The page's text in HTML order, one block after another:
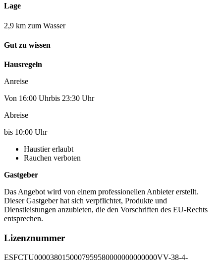
Lage
2,9 km zum Wasser
Gut zu wissen
Hausregeln
Anreise
Von 16:00 Uhrbis 23:30 Uhr
Abreise
bis 10:00 Uhr
Haustier erlaubt
Rauchen verboten
Gastgeber
Das Angebot wird von einem professionellen Anbieter erstellt.
Dieser Gastgeber hat sich verpflichtet, Produkte und
Dienstleistungen anzubieten, die den Vorschriften des EU-Rechts
entsprechen.
Lizenznummer
ESFCTU0000380150007959580000000000000VV-38-4-